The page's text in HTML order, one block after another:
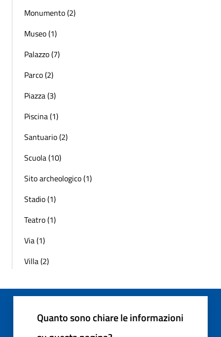
Monumento (2)
Museo (1)
Palazzo (7)
Parco (2)
Piazza (3)
Piscina (1)
Santuario (2)
Scuola (10)
Sito archeologico (1)
Stadio (1)
Teatro (1)
Via (1)
Villa (2)
Quanto sono chiare le informazioni